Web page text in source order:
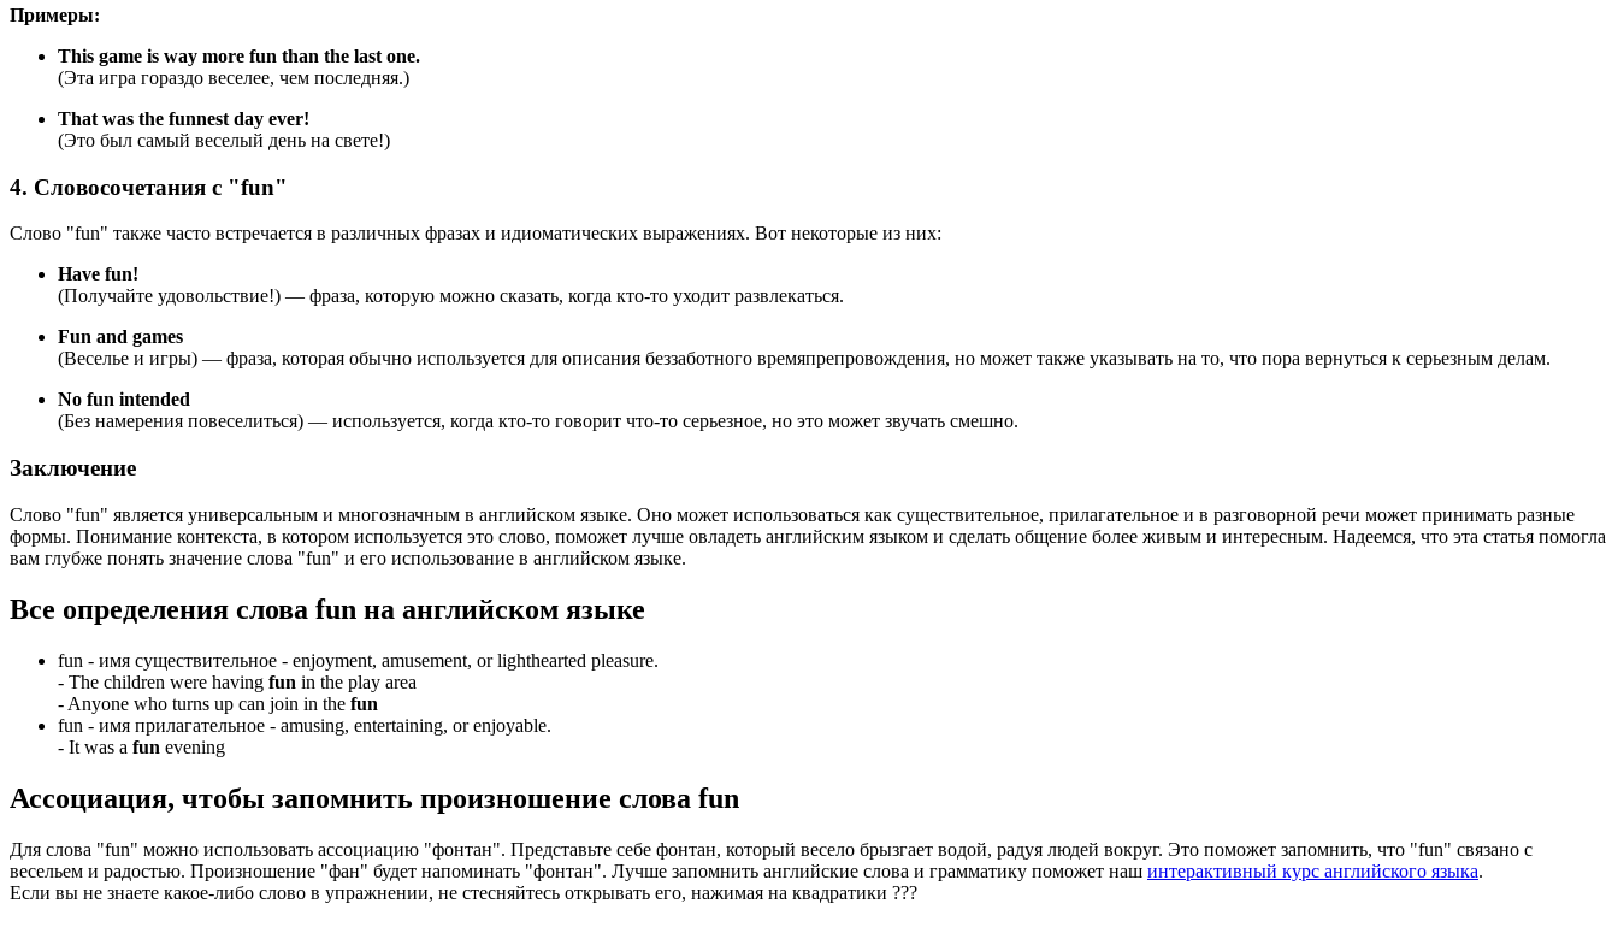
Примеры:
This game is way more fun than the last one.
(Эта игра гораздо веселее, чем последняя.)
That was the funnest day ever!
(Это был самый веселый день на свете!)
4. Словосочетания с "fun"
Слово "fun" также часто встречается в различных фразах и идиоматических выражениях. Вот некоторые из них:
Have fun!
(Получайте удовольствие!) — фраза, которую можно сказать, когда кто-то уходит развлекаться.
Fun and games
(Веселье и игры) — фраза, которая обычно используется для описания беззаботного времяпрепровождения, но может также указывать на то, что пора вернуться к серьезным делам.
No fun intended
(Без намерения повеселиться) — используется, когда кто-то говорит что-то серьезное, но это может звучать смешно.
Заключение
Слово "fun" является универсальным и многозначным в английском языке. Оно может использоваться как существительное, прилагательное и в разговорной речи может принимать разные
формы. Понимание контекста, в котором используется это слово, поможет лучше овладеть английским языком и сделать общение более живым и интересным. Надеемся, что эта статья помогла
вам глубже понять значение слова "fun" и его использование в английском языке.
Все определения слова fun на английском языке
fun - имя существительное - enjoyment, amusement, or lighthearted pleasure.
- The children were having fun in the play area
- Anyone who turns up can join in the fun
fun - имя прилагательное - amusing, entertaining, or enjoyable.
- It was a fun evening
Ассоциация, чтобы запомнить произношение слова fun
Для слова "fun" можно использовать ассоциацию "фонтан". Представьте себе фонтан, который весело брызгает водой, радуя людей вокруг. Это поможет запомнить, что "fun" связано с
весельем и радостью. Произношение "фан" будет напоминать "фонтан". Лучше запомнить английские слова и грамматику поможет наш интерактивный курс английского языка.
Если вы не знаете какое-либо слово в упражнении, не стесняйтесь открывать его, нажимая на квадратики ???